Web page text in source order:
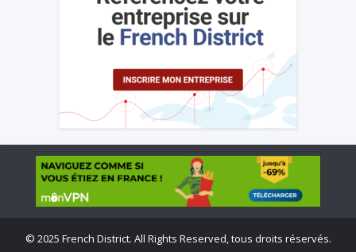
© 2025 French District. All Rights Reserved, tous droits réservés.